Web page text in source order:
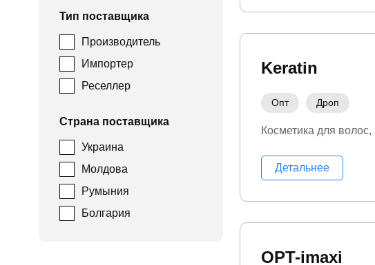
Тип поставщика
Производитель
Импортер
Реселлер
Страна поставщика
Украина
Молдова
Румыния
Болгария
Keratin
Опт Дроп
Косметика для волос
Детальнее
OPT-imaxi